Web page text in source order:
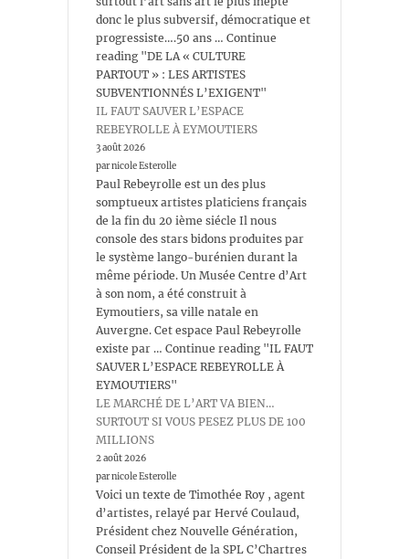
donc le plus subversif, démocratique et
progressiste….50 ans … Continue
reading "DE LA « CULTURE
PARTOUT » : LES ARTISTES
SUBVENTIONNÉS L’EXIGENT"
IL FAUT SAUVER L’ESPACE
REBEYROLLE À EYMOUTIERS
3 août 2026
par nicole Esterolle
Paul Rebeyrolle est un des plus
somptueux artistes platiciens français
de la fin du 20 ième siécle Il nous
console des stars bidons produites par
le système lango-burénien durant la
même période. Un Musée Centre d’Art
à son nom, a été construit à
Eymoutiers, sa ville natale en
Auvergne. Cet espace Paul Rebeyrolle
existe par … Continue reading "IL FAUT
SAUVER L’ESPACE REBEYROLLE À
EYMOUTIERS"
LE MARCHÉ DE L’ART VA BIEN…
SURTOUT SI VOUS PESEZ PLUS DE 100
MILLIONS
2 août 2026
par nicole Esterolle
Voici un texte de Timothée Roy , agent
d’artistes, relayé par Hervé Coulaud,
Président chez Nouvelle Génération,
Conseil Président de la SPL C’Chartres